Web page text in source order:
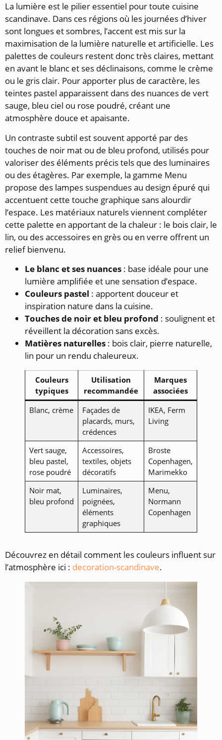
La lumière est le pilier essentiel pour toute cuisine
scandinave. Dans ces régions où les journées d’hiver
sont longues et sombres, l’accent est mis sur la
maximisation de la lumière naturelle et artificielle. Les
palettes de couleurs restent donc très claires, mettant
en avant le blanc et ses déclinaisons, comme le crème
ou le gris clair. Pour apporter plus de caractère, les
teintes pastel apparaissent dans des nuances de vert
sauge, bleu ciel ou rose poudré, créant une
atmosphère douce et apaisante.
Un contraste subtil est souvent apporté par des
touches de noir mat ou de bleu profond, utilisés pour
valoriser des éléments précis tels que des luminaires
ou des étagères. Par exemple, la gamme Menu
propose des lampes suspendues au design épuré qui
accentuent cette touche graphique sans alourdir
l’espace. Les matériaux naturels viennent compléter
cette palette en apportant de la chaleur : le bois clair, le
lin, ou des accessoires en grès ou en verre offrent un
relief bienvenu.
Le blanc et ses nuances : base idéale pour une
lumière amplifiée et une sensation d’espace.
Couleurs pastel : apportent douceur et
inspiration nature dans la cuisine.
Touches de noir et bleu profond : soulignent et
réveillent la décoration sans excès.
Matières naturelles : bois clair, pierre naturelle,
lin pour un rendu chaleureux.
Couleurs
typiques
Utilisation
recommandée
Marques
associées
Blanc, crème
Façades de
placards, murs,
crédences
IKEA, Ferm
Living
Vert sauge,
bleu pastel,
rose poudré
Accessoires,
textiles, objets
décoratifs
Broste
Copenhagen,
Marimekko
Noir mat,
bleu profond
Luminaires,
poignées,
éléments
graphiques
Menu,
Normann
Copenhagen
Découvrez en détail comment les couleurs influent sur
l’atmosphère ici : decoration-scandinave.